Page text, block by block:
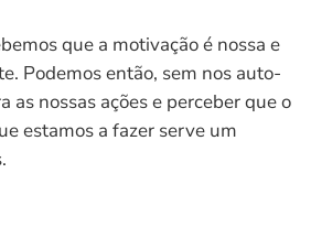
que a motivação é nossa e
Podemos então, sem nos auto-
as nossas ações e perceber que o
estamos a fazer serve um